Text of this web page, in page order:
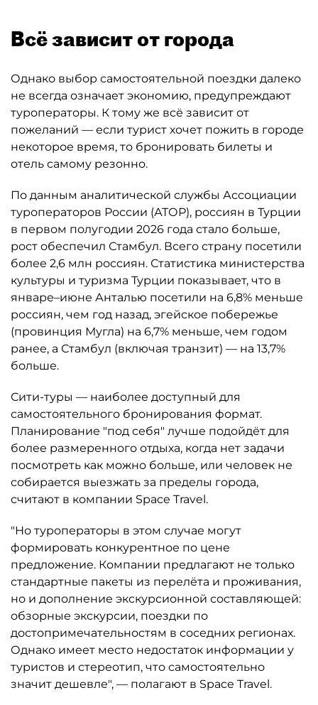
Всё зависит от города
Однако выбор самостоятельной поездки далеко
не всегда означает экономию, предупреждают
туроператоры. К тому же всё зависит от
пожеланий — если турист хочет пожить в городе
некоторое время, то бронировать билеты и
отель самому резонно.
По данным аналитической службы Ассоциации
туроператоров России (АТОР), россиян в Турции
в первом полугодии 2026 года стало больше,
рост обеспечил Стамбул. Всего страну посетили
более 2,6 млн россиян. Статистика министерства
культуры и туризма Турции показывает, что в
январе–июне Анталью посетили на 6,8% меньше
россиян, чем год назад, эгейское побережье
(провинция Мугла) на 6,7% меньше, чем годом
ранее, а Стамбул (включая транзит) — на 13,7%
больше.
Сити-туры — наиболее доступный для
самостоятельного бронирования формат.
Планирование "под себя" лучше подойдёт для
более размеренного отдыха, когда нет задачи
посмотреть как можно больше, или человек не
собирается выезжать за пределы города,
считают в компании Space Travel.
"Но туроператоры в этом случае могут
формировать конкурентное по цене
предложение. Компании предлагают не только
стандартные пакеты из перелёта и проживания,
но и дополнение экскурсионной составляющей:
обзорные экскурсии, поездки по
достопримечательностям в соседних регионах.
Однако имеет место недостаток информации у
туристов и стереотип, что самостоятельно
значит дешевле", — полагают в Space Travel.